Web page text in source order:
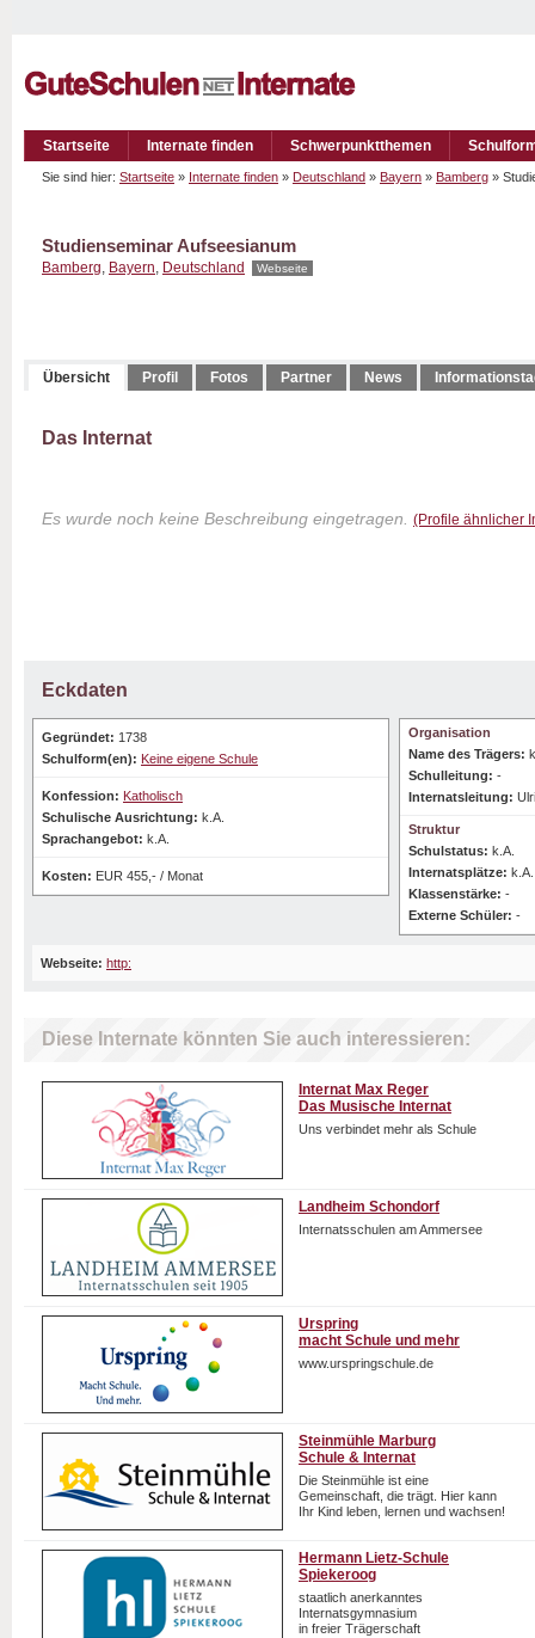
Startseite Internate finden Schwerpunktthemen
Sie sind hier: Startseite » Internate finden » Deutschland » Bayern » Bamberg »
Studienseminar Aufseesianum
Bamberg, Bayern, Deutschland Webseite
Übersicht Profil Fotos Partner News
Das Internat
Es wurde noch keine Beschreibung eingetragen. (Profile ähnlicher
Eckdaten
Gegründet: 1738
Schulform(en): Keine eigene Schule
Konfession: Katholisch
Schulische Ausrichtung: k.A.
Sprachangebot: k.A.
Kosten: EUR 455,- / Monat
Organisation
Name des Trägers:
Schulleitung: -
Internatsleitung:
Struktur
Schulstatus: k.A.
Internatsplätze: k.A.
Klassenstärke: -
Externe Schüler: -
Webseite: http:
Diese Internate könnten Sie auch interessieren:
Internat Max Reger
Das Musische Internat
Uns verbindet mehr als Schule
Landheim Schondorf
Internatsschulen am Ammersee
Urspring
macht Schule und mehr
www.urspringschule.de
Steinmühle Marburg
Schule & Internat
Die Steinmühle ist eine
Gemeinschaft, die trägt. Hier kann
Ihr Kind leben, lernen und wachsen!
Hermann Lietz-Schule
Spiekeroog
staatlich anerkanntes
Internatsgymnasium
in freier Trägerschaft